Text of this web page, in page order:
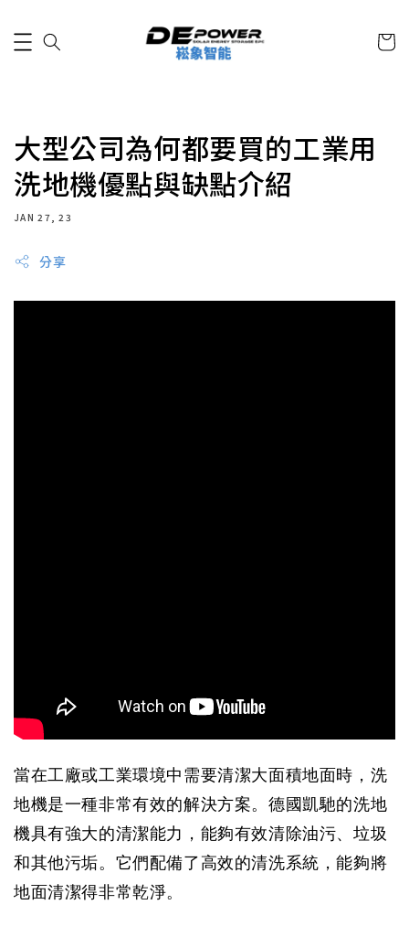
大型公司為何都要買的工業用
洗地機優點與缺點介紹
JAN 27, 23
分享
當在工廠或工業環境中需要清潔大面積地面時，洗
地機是一種非常有效的解決方案。德國凱馳的洗地
機具有強大的清潔能力，能夠有效清除油污、垃圾
和其他污垢。它們配備了高效的清洗系統，能夠將
地面清潔得非常乾淨。